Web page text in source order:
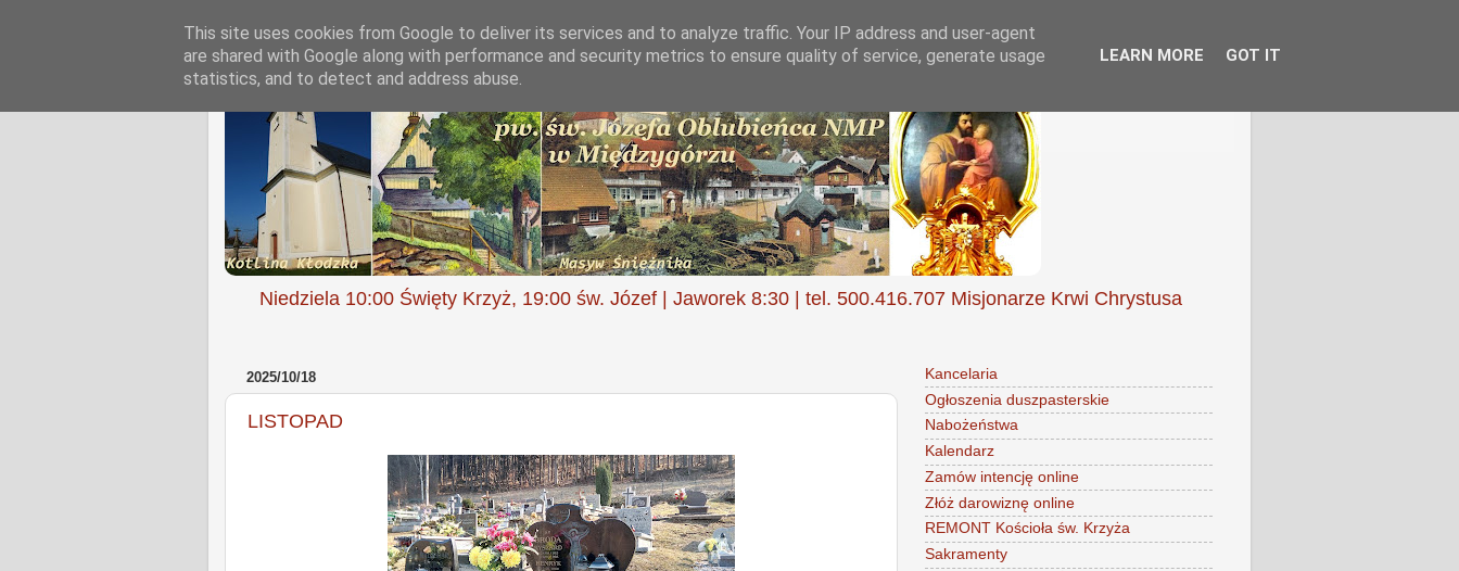
Niedziela 10:00 Święty Krzyż, 19:00 św. Józef | Jaworek 8:30 | tel. 500.416.707 Misjonarze Krwi Chrystusa
2025/10/18
LISTOPAD
Kancelaria
Ogłoszenia duszpasterskie
Nabożeństwa
Kalendarz
Zamów intencję online
Złóż darowiznę online
REMONT Kościoła św. Krzyża
Sakramenty
This site uses cookies from Google to deliver its services and to analyze traffic. Your IP address and user-agent
are shared with Google along with performance and security metrics to ensure quality of service, generate usage
statistics, and to detect and address abuse.
LEARN MORE GOT IT